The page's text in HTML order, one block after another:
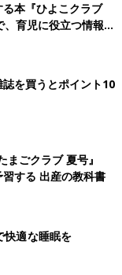
本『ひよこクラブ
育児に役立つ情報が
を買うとポイント10
まごクラブ 夏号』
習する 出産の教科書
快適な睡眠を